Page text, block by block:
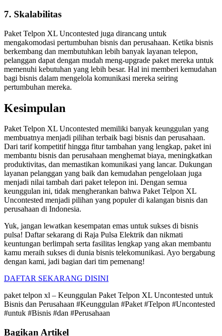
7. Skalabilitas
Paket Telpon XL Uncontested juga dirancang untuk
mengakomodasi pertumbuhan bisnis dan perusahaan. Ketika bisnis
berkembang dan membutuhkan lebih banyak layanan telepon,
pelanggan dapat dengan mudah meng-upgrade paket mereka untuk
memenuhi kebutuhan yang lebih besar. Hal ini memberi kemudahan
bagi bisnis dalam mengelola komunikasi mereka seiring
pertumbuhan mereka.
Kesimpulan
Paket Telpon XL Uncontested memiliki banyak keunggulan yang
membuatnya menjadi pilihan terbaik bagi bisnis dan perusahaan.
Dari tarif kompetitif hingga fitur tambahan yang lengkap, paket ini
membantu bisnis dan perusahaan menghemat biaya, meningkatkan
produktivitas, dan memastikan komunikasi yang lancar. Dukungan
layanan pelanggan yang baik dan kemudahan pengelolaan juga
menjadi nilai tambah dari paket telepon ini. Dengan semua
keunggulan ini, tidak mengherankan bahwa Paket Telpon XL
Uncontested menjadi pilihan yang populer di kalangan bisnis dan
perusahaan di Indonesia.
Yuk, jangan lewatkan kesempatan emas untuk sukses di bisnis
pulsa! Daftar sekarang di Raja Pulsa Elektrik dan nikmati
keuntungan berlimpah serta fasilitas lengkap yang akan membantu
kamu meraih sukses di dunia bisnis telekomunikasi. Ayo bergabung
dengan kami, jadi bagian dari tim pemenang!
DAFTAR SEKARANG DISINI
paket telpon xl – Keunggulan Paket Telpon XL Uncontested untuk
Bisnis dan Perusahaan #Keunggulan #Paket #Telpon #Uncontested
#untuk #Bisnis #dan #Perusahaan
Bagikan Artikel